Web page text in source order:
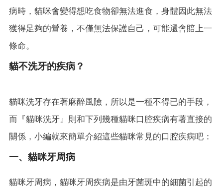
病時，貓咪會變得想吃食物卻無法進食，身體因此無法
獲得足夠的營養，不僅無法保護自己，可能還會賠上一
條命。
貓不洗牙的疾病？
貓咪洗牙存在著麻醉風險，所以是一種不得已的手段，
而『貓咪洗牙』則和下列幾種貓咪口腔疾病有著直接的
關係，小編就來簡單介紹這些貓咪常見的口腔疾病吧：
一、貓咪牙周病
貓咪牙周病，貓咪牙周疾病是由牙菌斑中的細菌引起的